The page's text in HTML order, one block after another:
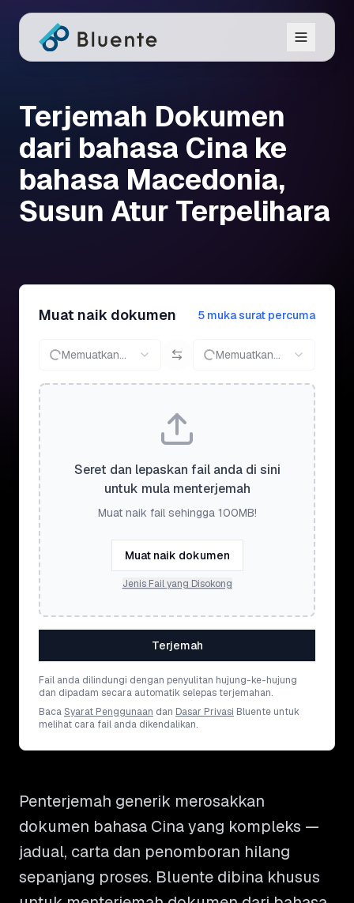
Terjemah Dokumen
dari bahasa Cina ke
bahasa Macedonia,
Susun Atur Terpelihara
Muat naik dokumen 5 muka surat percuma
Memuatkan... Memuatkan...
Seret dan lepaskan fail anda di sini
untuk mula menterjemah
Muat naik fail sehingga 100MB!
Muat naik dokumen
Jenis Fail yang Disokong
Terjemah
Fail anda dilindungi dengan penyulitan hujung-ke-hujung
dan dipadam secara automatik selepas terjemahan.
BacaSyarat Penggunaan dan Dasar Privasi Bluente untuk
melihat cara fail anda dikendalikan.
Penterjemah generik merosakkan
dokumen bahasa Cina yang kompleks —
jadual, carta dan penomboran hilang
sepanjang proses. Bluente dibina khusus